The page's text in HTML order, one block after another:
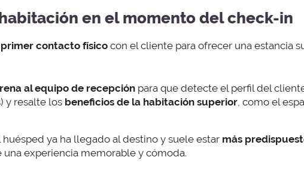
en el momento del check-in
contacto físico con el cliente para ofrecer una estancia
al equipo de recepción para que detecte el perfil del
y resalte los beneficios de la habitación superior, como el
huésped ya ha llegado al destino y suele estar más
una experiencia memorable y cómoda.